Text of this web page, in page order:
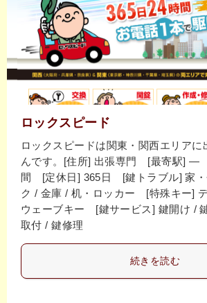
ロックスピード
ロックスピードは関東・関西エリアに
んです。[住所] 出張専門 [最寄駅] ―
間 [定休日] 365日 [鍵トラブル] 家・
ク / 金庫 / 机・ロッカー [特殊キー] デ
ウェーブキー [鍵サービス] 鍵開け /
取付 / 鍵修理
続きを読む